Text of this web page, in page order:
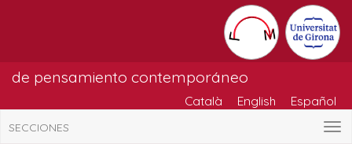
de pensamiento contemporáneo
Català English Español
SECCIONES